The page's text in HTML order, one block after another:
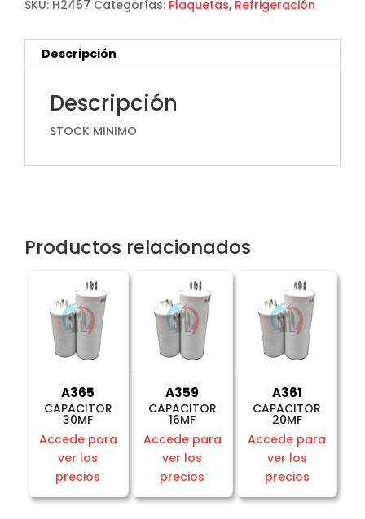
SKU: H2457 Categorías: Plaquetas, Refrigeración
Descripción
Descripción
STOCK MINIMO
Productos relacionados
A365
CAPACITOR
30MF
Accede para
ver los
precios
A359
CAPACITOR
16MF
Accede para
ver los
precios
A361
CAPACITOR
20MF
Accede para
ver los
precios